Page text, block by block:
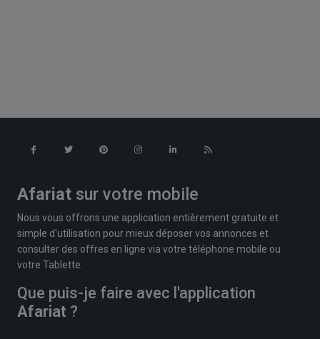
Afariat sur votre mobile
Nous vous offrons une application entièrement gratuite et
simple d'utilisation pour mieux déposer vos annonces et
consulter des offres en ligne via votre téléphone mobile ou
votre Tablette.
Que puis-je faire avec l'application
Afariat ?